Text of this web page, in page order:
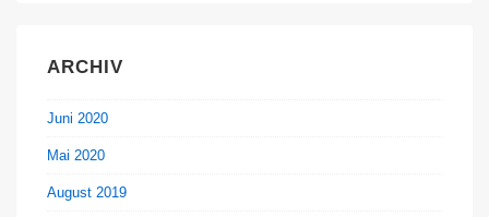
ARCHIV
Juni 2020
Mai 2020
August 2019